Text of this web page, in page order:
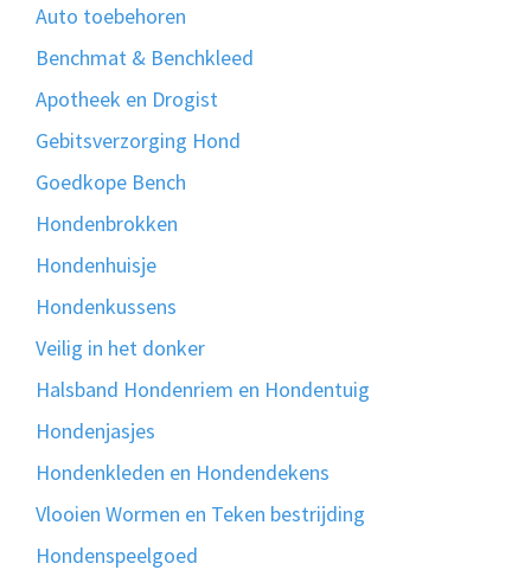
Auto toebehoren
Benchmat & Benchkleed
Apotheek en Drogist
Gebitsverzorging Hond
Goedkope Bench
Hondenbrokken
Hondenhuisje
Hondenkussens
Veilig in het donker
Halsband Hondenriem en Hondentuig
Hondenjasjes
Hondenkleden en Hondendekens
Vlooien Wormen en Teken bestrijding
Hondenspeelgoed